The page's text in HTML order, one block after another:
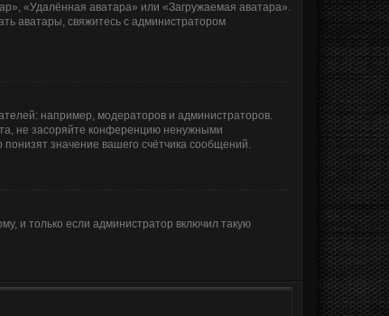
«Удалённая аватара» или «Загружаемая аватара».
аватары, свяжитесь с администратором
например, модераторов и администраторов.
не засоряйте конференцию ненужными
значение вашего счётчика сообщений.
и только если администратор включил такую